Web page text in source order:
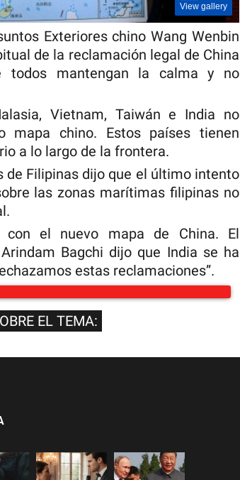
View gallery
Exteriores chino Wang Wenbin
de la reclamación legal de China
todos mantengan la calma y no
Vietnam, Taiwán e India no
mapa chino. Estos países tienen
a lo largo de la frontera.
de Filipinas dijo que el último intento
las zonas marítimas filipinas no
con el nuevo mapa de China. El
Bagchi dijo que India se ha
estas reclamaciones”.
EL TEMA: